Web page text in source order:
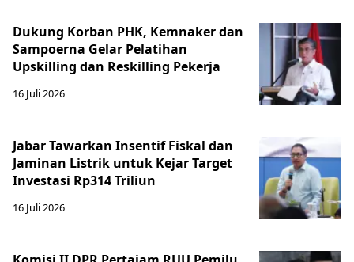
Dukung Korban PHK, Kemnaker dan
Sampoerna Gelar Pelatihan
Upskilling dan Reskilling Pekerja
16 Juli 2026
Jabar Tawarkan Insentif Fiskal dan
Jaminan Listrik untuk Kejar Target
Investasi Rp314 Triliun
16 Juli 2026